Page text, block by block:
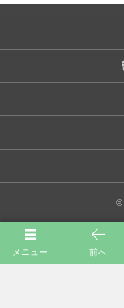
©
メニュー 前へ